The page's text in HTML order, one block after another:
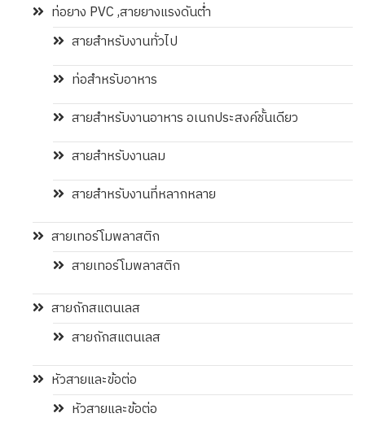
ท่อยาง PVC ,สายยางแรงดันต่ำ
สายสำหรับงานทั่วไป
ท่อสำหรับอาหาร
สายสำหรับงานอาหาร อเนกประสงค์ชั้นเดียว
สายสำหรับงานลม
สายสำหรับงานที่หลากหลาย
สายเทอร์โมพลาสติก
สายเทอร์โมพลาสติก
สายถักสแตนเลส
สายถักสแตนเลส
หัวสายและข้อต่อ
หัวสายและข้อต่อ